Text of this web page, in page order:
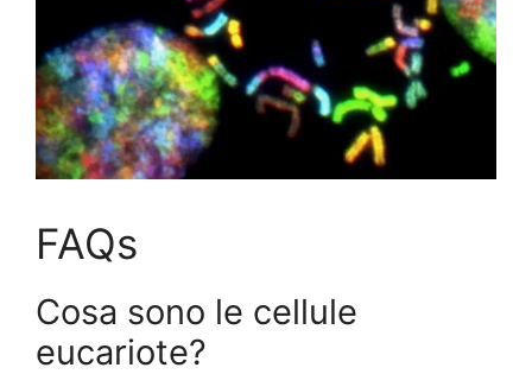
FAQs
Cosa sono le cellule
eucariote?